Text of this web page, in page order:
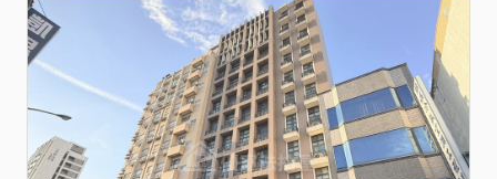
易價格之情形。惟鑑於司法
資源有限，縱經本院以通常
方式予以調查，仍難保證絕
無上情，此部分請投標人斟
酌注意，於應買前或投標前
應自行向鄰里或相關機關查